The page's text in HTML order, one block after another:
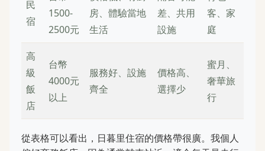
民
宿
1500-
2500元
房、體驗當地
生活
差、共用
設施
客、家
庭
高
級
飯
店
台幣
4000元
以上
服務好、設施
齊全
價格高、
選擇少
蜜月、
奢華旅
行
從表格可以看出，日暮里住宿的價格帶很廣。我個人